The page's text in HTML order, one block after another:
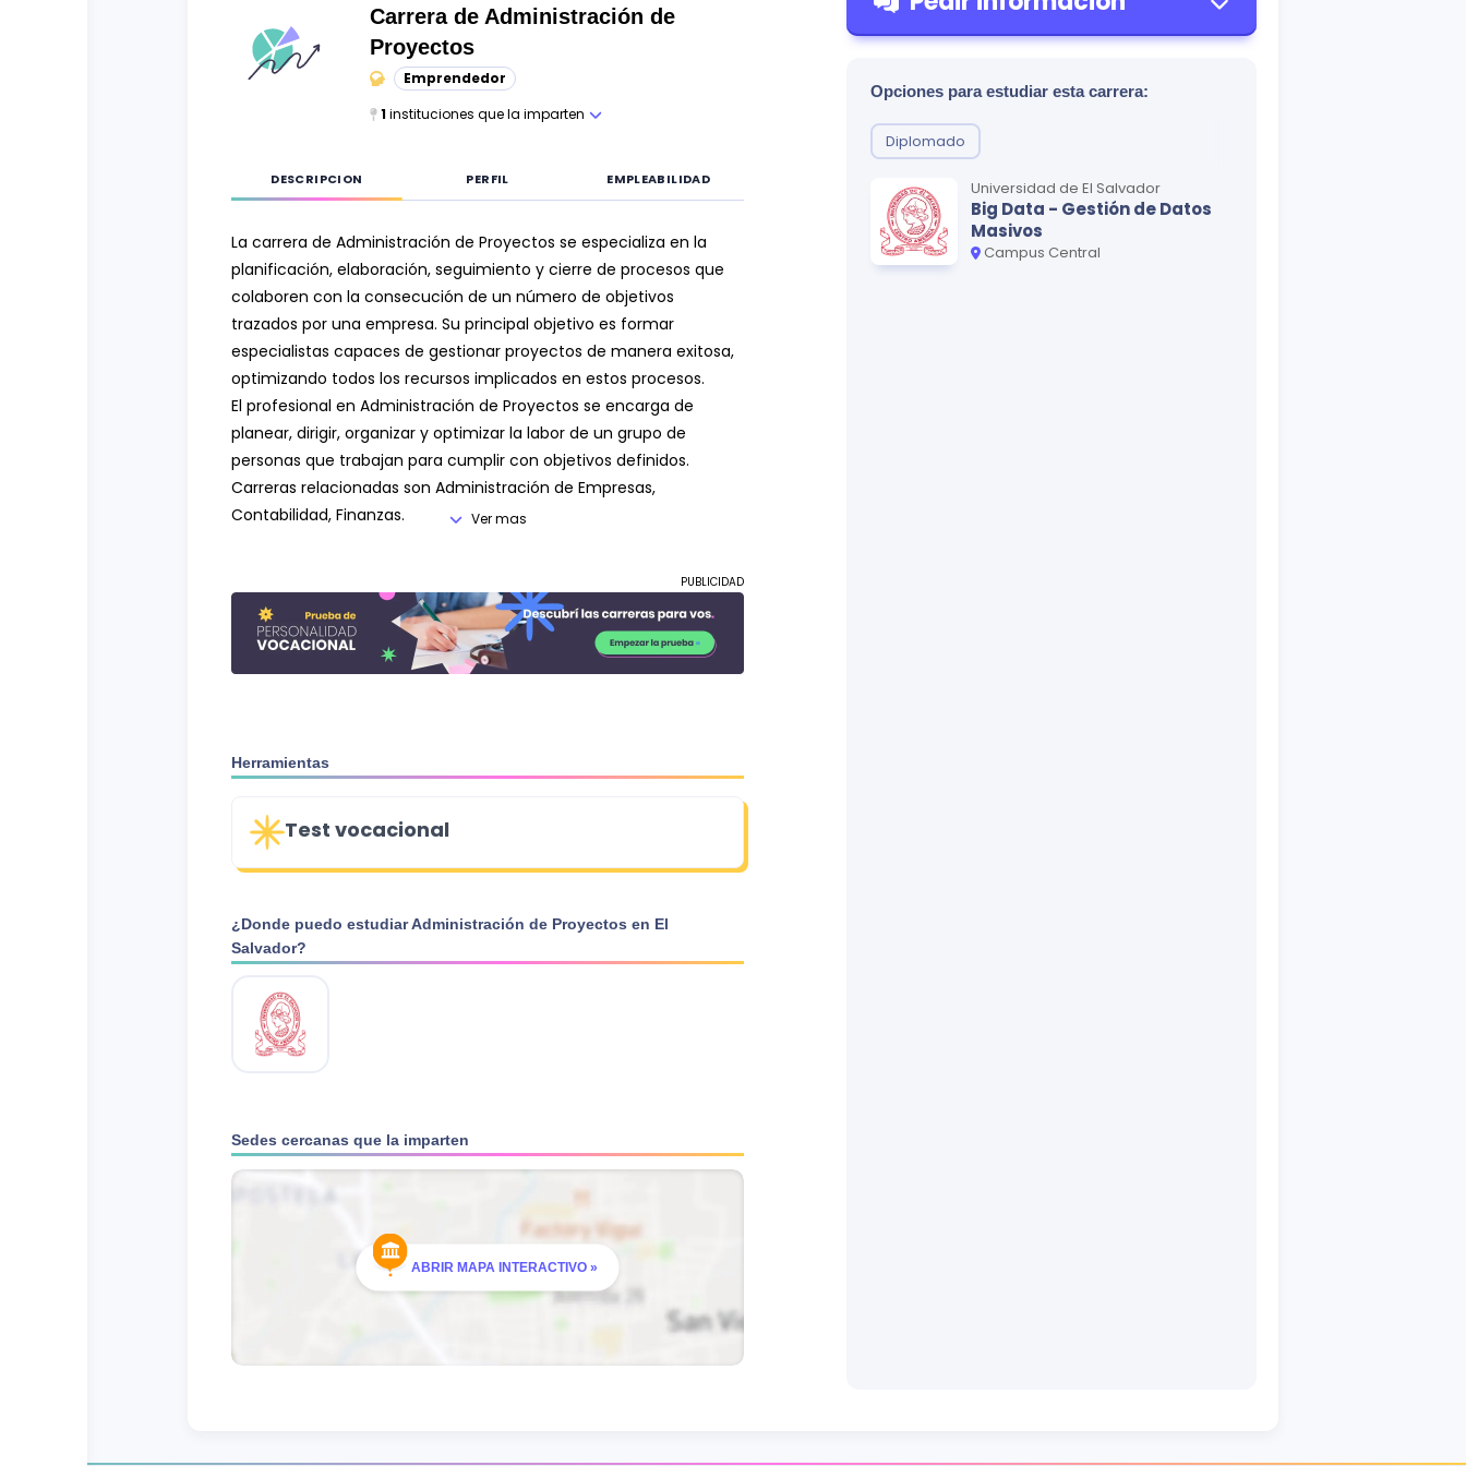
Ingenierías y Arquitectura
Carrera de Administración de
Proyectos
Emprendedor
1instituciones que la imparten
DESCRIPCION PERFIL EMPLEABILIDAD
La carrera de Administración de Proyectos se especializa en la
planificación, elaboración, seguimiento y cierre de procesos que
colaboren con la consecución de un número de objetivos
trazados por una empresa. Su principal objetivo es formar
especialistas capaces de gestionar proyectos de manera exitosa,
optimizando todos los recursos implicados en estos procesos.
El profesional en Administración de Proyectos se encarga de
planear, dirigir, organizar y optimizar la labor de un grupo de
personas que trabajan para cumplir con objetivos definidos.
Carreras relacionadas son Administración de Empresas,
Contabilidad, Finanzas.
Ver mas
PUBLICIDAD
Herramientas
Test vocacional
¿Donde puedo estudiarAdministración de Proyectos en El
Salvador?
Opciones para estudiar esta carrera:
Diplomado
Universidad de El Salvador
Big Data - Gestión de Datos
Masivos
Campus Central
Sedes cercanas que la imparten
ABRIR MAPA INTERACTIVO »